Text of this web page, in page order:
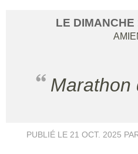
LE DIMANCHE
PUBLIÉ LE 21 OCT. 2025